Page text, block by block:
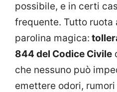
possibile, e in certi
frequente. Tutto ruota
parolina magica:
844 del Codice Civile
che nessuno può
emettere odori,